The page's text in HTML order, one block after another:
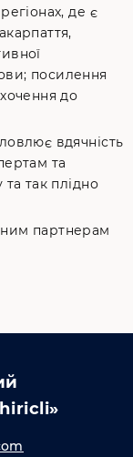
де є
посилення
до
вдячність
та
так плідно
партнерам